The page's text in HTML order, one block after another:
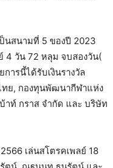
นสนามที่ 5 ของปี 2023
4 วัน 72 หลุม จบสองวัน(
ารนี้ได้รับเงินรางวัล
ทย, กองทุนพัฒนากีฬาแห่ง
าท์ กราส จำกัด และ บริษัท
เล่นสโตรคเพลย์ 18